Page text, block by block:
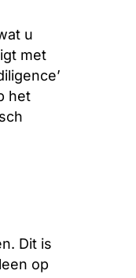
u
met
het
Dit is
op